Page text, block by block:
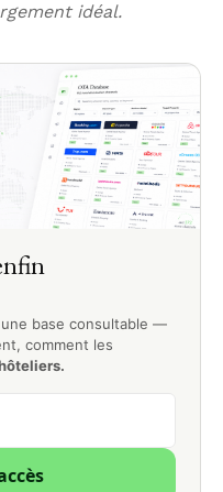
idéal.
base consultable —
comment les